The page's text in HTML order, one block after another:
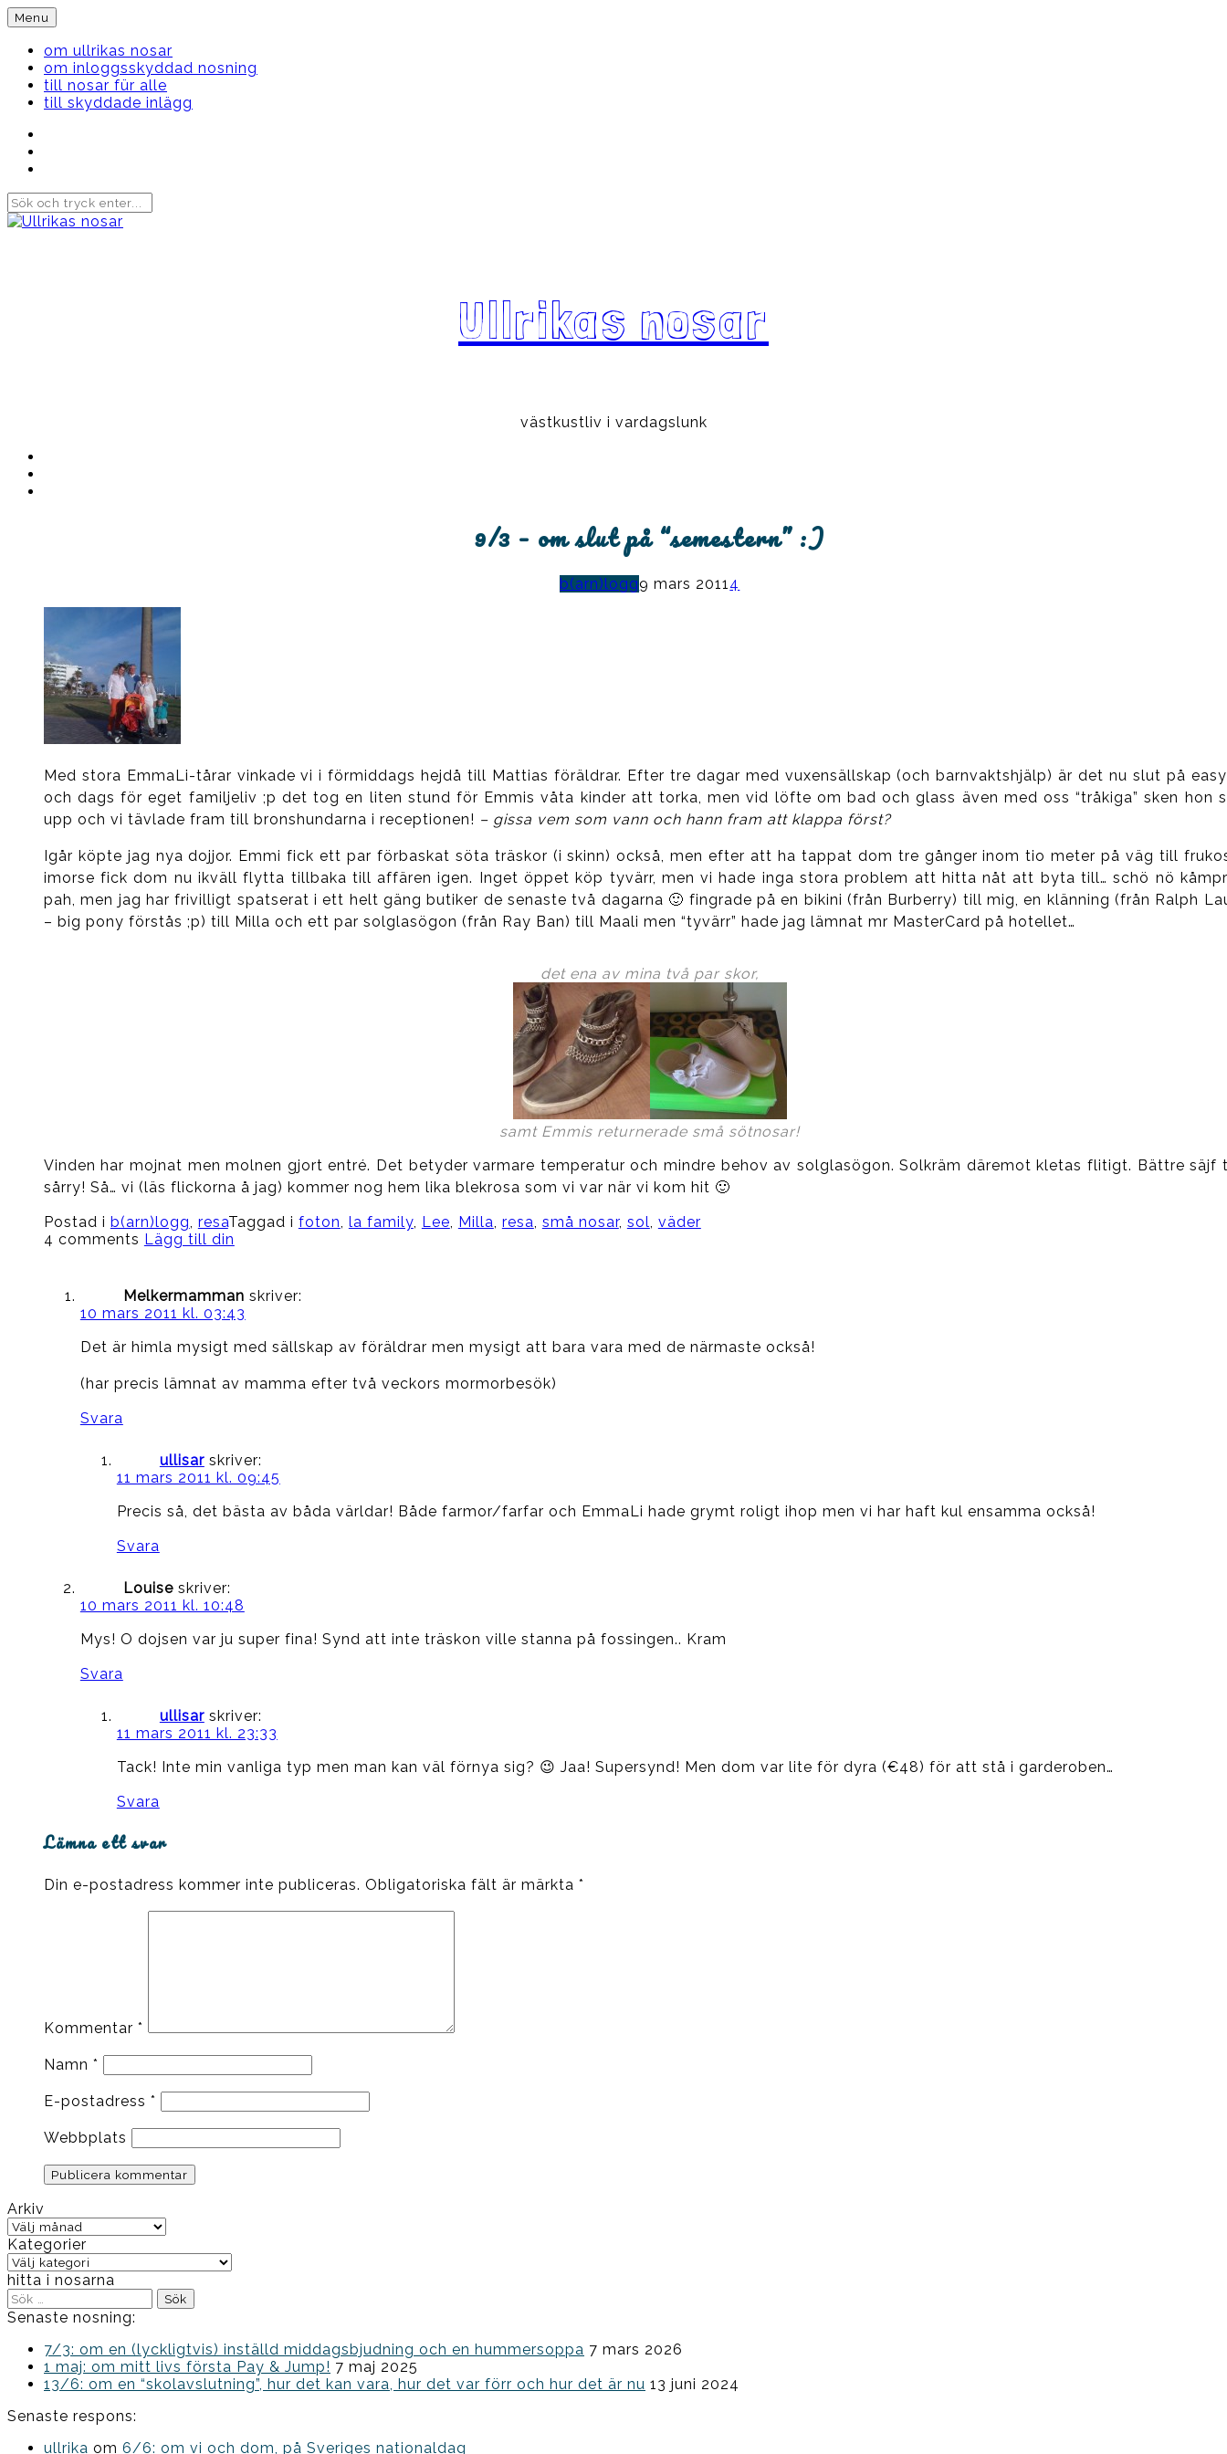
Skip
to
content
Menu
om ullrikas nosar
om inloggsskyddad nosning
till nosar für alle
till skyddade inlägg
Ullrikas nosar
västkustliv i vardagslunk
9/3 – om slut på “semestern” :)
b(arn)logg9 mars 20114
Med stora EmmaLi-tårar vinkade vi i förmiddags hejdå till Mattias föräldrar. Efter tre dagar med vuxensällskap (och barnvaktshjälp) är det nu slut på
och dags för eget familjeliv ;p det tog en liten stund för Emmis våta kinder att torka, men vid löfte om bad och glass även med oss “tråkiga” sken hon
upp och vi tävlade fram till bronshundarna i receptionen! – gissa vem som vann och hann fram att klappa först?
Igår köpte jag nya dojjor. Emmi fick ett par förbaskat söta träskor (i skinn) också, men efter att ha tappat dom tre gånger inom tio meter på väg till
imorse fick dom nu ikväll flytta tillbaka till affären igen. Inget öppet köp tyvärr, men vi hade inga stora problem att hitta nåt att byta till… schö nö
pah, men jag har frivilligt spatserat i ett helt gäng butiker de senaste två dagarna 🙂 fingrade på en bikini (från Burberry) till mig, en klänning (från Ralph
– big pony förstås ;p) till Milla och ett par solglasögon (från Ray Ban) till Maali men “tyvärr” hade jag lämnat mr MasterCard på hotellet…
det ena av mina två par skor,
samt Emmis returnerade små sötnosar!
Vinden har mojnat men molnen gjort entré. Det betyder varmare temperatur och mindre behov av solglasögon. Solkräm däremot kletas flitigt. Bättre säjf
sårry! Så… vi (läs flickorna å jag) kommer nog hem lika blekrosa som vi var när vi kom hit 🙂
Postad i b(arn)logg, resaTaggad i foton, la family, Lee, Milla, resa, små nosar, sol, väder
4 comments Lägg till din
Melkermamman skriver:
10 mars 2011 kl. 03:43
Det är himla mysigt med sällskap av föräldrar men mysigt att bara vara med de närmaste också!
(har precis lämnat av mamma efter två veckors mormorbesök)
Svara
ullisar skriver:
11 mars 2011 kl. 09:45
Precis så, det bästa av båda världar! Både farmor/farfar och EmmaLi hade grymt roligt ihop men vi har haft kul ensamma också!
Svara
Louise skriver:
10 mars 2011 kl. 10:48
Mys! O dojsen var ju super fina! Synd att inte träskon ville stanna på fossingen.. Kram
Svara
ullisar skriver:
11 mars 2011 kl. 23:33
Tack! Inte min vanliga typ men man kan väl förnya sig? 😉 Jaa! Supersynd! Men dom var lite för dyra (€48) för att stå i garderoben…
Svara
Lämna ett svar
Din e-postadress kommer inte publiceras. Obligatoriska fält är märkta *
Kommentar *
Namn *
E-postadress *
Webbplats
Arkiv
Arkiv
Kategorier
Kategorier
hitta i nosarna
Sök
efter:
Senaste nosning:
7/3: om en (lyckligtvis) inställd middagsbjudning och en hummersoppa 7 mars 2026
1 maj: om mitt livs första Pay & Jump! 7 maj 2025
13/6: om en “skolavslutning”, hur det kan vara, hur det var förr och hur det är nu 13 juni 2024
Senaste respons:
ullrika om 6/6: om vi och dom, på Sveriges nationaldag